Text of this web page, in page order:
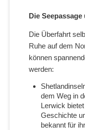
Die
Die Überfahrt
Ruhe auf dem
können
werden:
dem Weg in
Lerwick
Geschichte
bekannt für